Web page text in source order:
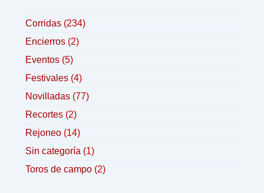
Corridas (234)
Encierros (2)
Eventos (5)
Festivales (4)
Novilladas (77)
Recortes (2)
Rejoneo (14)
Sin categoría (1)
Toros de campo (2)